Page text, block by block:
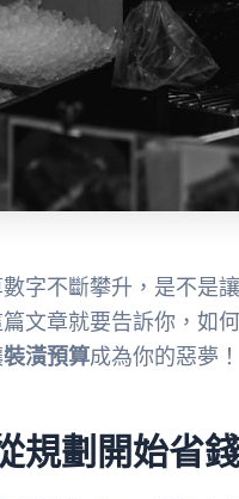
字不斷攀升，是不是
文章就要告訴你，如
裝潢預算成為你的惡夢！
規劃開始省錢